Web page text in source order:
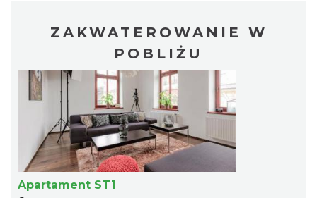
ZAKWATEROWANIE W
POBLIŻU
Apartament ST1